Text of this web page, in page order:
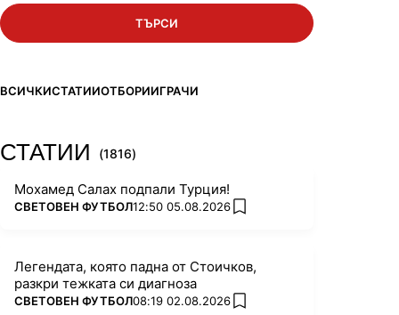
ТЪРСИ
ВСИЧКИСТАТИИОТБОРИИГРАЧИ
СТАТИИ (1816)
Мохамед Салах подпали Турция!
ПОВЕЧЕ ОТ
СВЕТОВЕН ФУТБОЛ12:50 05.08.2026 add favorites
Легендата, която падна от Стоичков,
разкри тежката си диагноза
ПОВЕЧЕ ОТ
СВЕТОВЕН ФУТБОЛ08:19 02.08.2026 add favorites